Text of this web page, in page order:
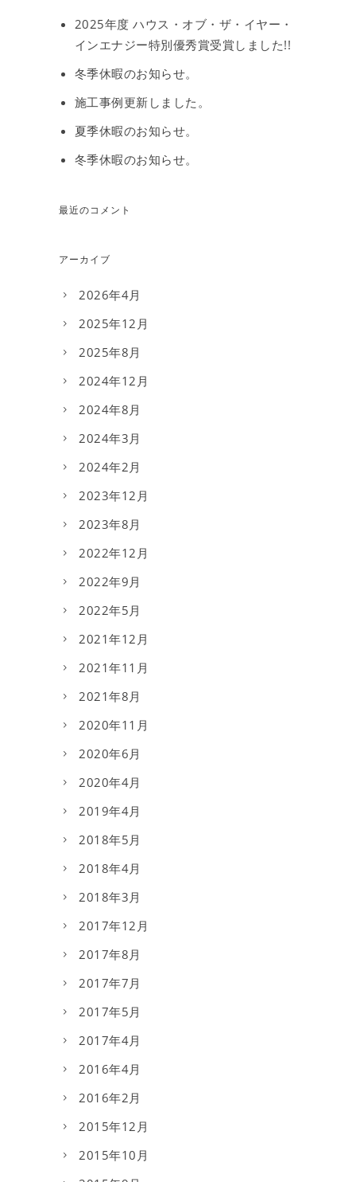
2025年度 ハウス・オブ・ザ・イヤー・
インエナジー特別優秀賞受賞しました!!
冬季休暇のお知らせ。
施工事例更新しました。
夏季休暇のお知らせ。
冬季休暇のお知らせ。
最近のコメント
アーカイブ
2026年4月
2025年12月
2025年8月
2024年12月
2024年8月
2024年3月
2024年2月
2023年12月
2023年8月
2022年12月
2022年9月
2022年5月
2021年12月
2021年11月
2021年8月
2020年11月
2020年6月
2020年4月
2019年4月
2018年5月
2018年4月
2018年3月
2017年12月
2017年8月
2017年7月
2017年5月
2017年4月
2016年4月
2016年2月
2015年12月
2015年10月